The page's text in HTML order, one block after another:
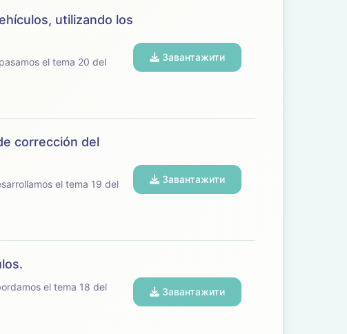
utilizando los
Завантажити
corrección del
Завантажити
Завантажити